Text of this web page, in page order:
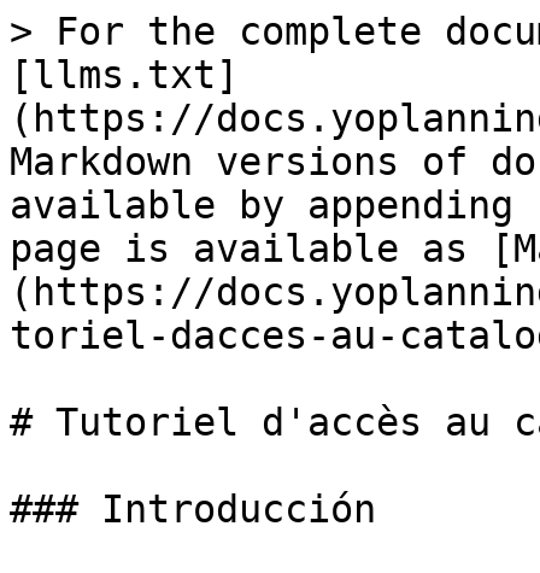
> For the complete
[llms.txt]
(https://
Markdown versions of
available by
page is available as
(https://
toriel-dacces-au-
# Tutoriel d'accès au
### Introducción